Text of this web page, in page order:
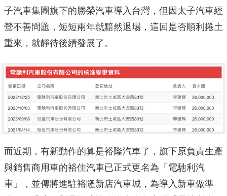
子汽車集團旗下的勝榮汽車導入台灣，但因太子汽車經
營不善問題，短短兩年就黯然退場，這回是否順利捲土
重來，就靜待後續發展了。
而近期，有新動作的算是裕隆汽車了，旗下原負責生產
與銷售商用車的裕佳汽車已正式更名為「電馳利汽
車」，並傳將進駐裕隆新店汽車城，為導入新車做準